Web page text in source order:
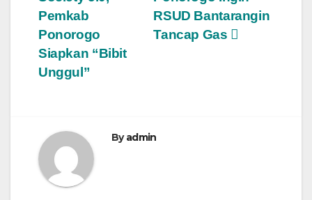
RSUD Bantarangin
Tancap Gas
Pemkab
Ponorogo
Siapkan “Bibit
Unggul”
Byadmin